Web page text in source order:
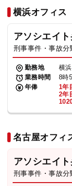
横浜オフィス
アソシエイト
刑事事件・事故分
勤務地
横
業務時間
8時
年俸
1年
2年
名古屋オフィ
アソシエイト
刑事事件・事故分